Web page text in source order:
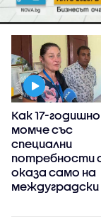
Как 17-годишно
момче със
специални
потребности
оказа само на